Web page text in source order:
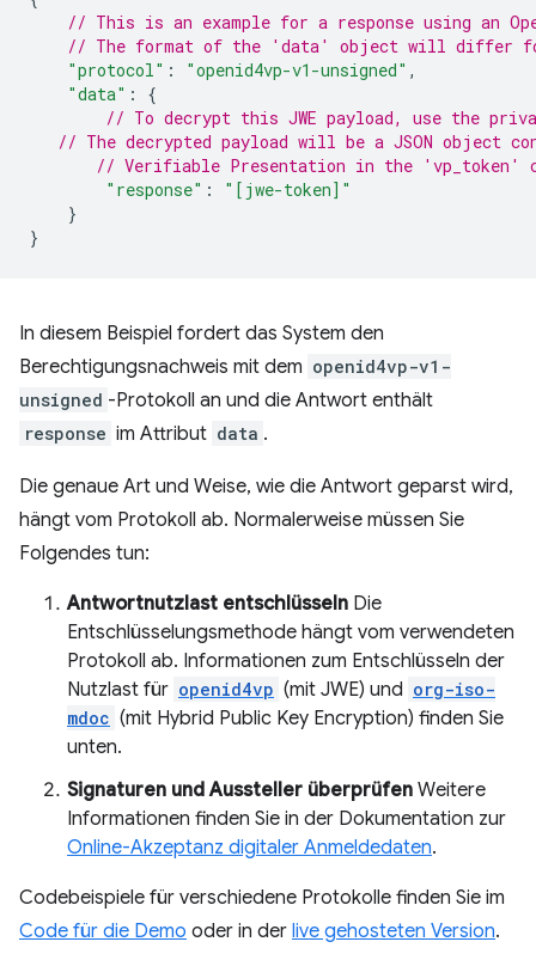
// This is an example for a response using an
// The format of the 'data' object will differ
"protocol" : "openid4vp-v1-unsigned" ,
"data" :
{
// To decrypt this JWE payload, use the
// The decrypted payload will be a JSON object
// Verifiable Presentation in the 'vp_token'
"response" :
"[jwe-token]"
}
}
In diesem Beispiel fordert das System den
Berechtigungsnachweis mit dem openid4vp-v1-
unsigned -Protokoll an und die Antwort enthält
response im Attribut data .
Die genaue Art und Weise, wie die Antwort geparst wird,
hängt vom Protokoll ab. Normalerweise müssen Sie
Folgendes tun:
Antwortnutzlast entschlüsseln Die
Entschlüsselungsmethode hängt vom verwendeten
Protokoll ab. Informationen zum Entschlüsseln der
Nutzlast für openid4vp (mit JWE) und org-iso-
mdoc (mit Hybrid Public Key Encryption) finden Sie
unten.
Signaturen und Aussteller überprüfen Weitere
Informationen finden Sie in der Dokumentation zur
Online-Akzeptanz digitaler Anmeldedaten.
Codebeispiele für verschiedene Protokolle finden Sie im
Code für die Demo oder in der live gehosteten Version.